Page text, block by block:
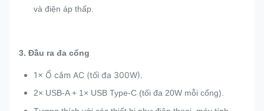
và điện áp thấp.
3. Đầu ra đa cổng
1× Ổ cắm AC (tối đa 300W).
2× USB-A + 1× USB Type-C (tối đa 20W mỗi cổng).